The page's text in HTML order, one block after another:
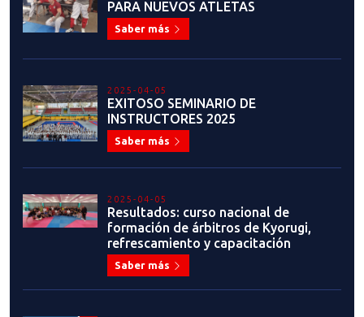
INSTRUCTORES 2025
Saber más
SE VIENE!!! SEMINARIO DE
INSTRUCTORES 2025
Saber más
PRESENTACIÓN OFICIAL:
CAMPEONATOS RANKEABLES
FEDERADOS 2025
Saber más